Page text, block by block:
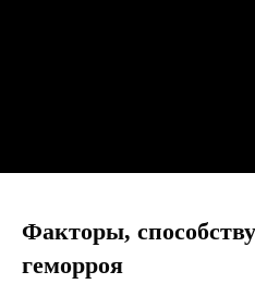
Факторы,
геморроя